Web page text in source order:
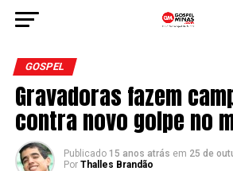
GOSPEL
Gravadoras fazem
contra novo golpe no
Publicado 15 anos atrás em 25 de
Por Thalles Brandão